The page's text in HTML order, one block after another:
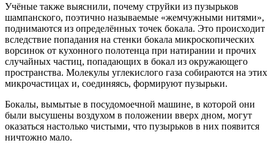
Учёные также выяснили, почему струйки из пузырьков
шампанского, поэтично называемые «жемчужными нитями»,
поднимаются из определённых точек бокала. Это происходит
вследствие попадания на стенки бокала микроскопических
ворсинок от кухонного полотенца при натирании и прочих
случайных частиц, попадающих в бокал из окружающего
пространства. Молекулы углекислого газа собираются на этих
микрочастицах и, соединяясь, формируют пузырьки.
Бокалы, вымытые в посудомоечной машине, в которой они
были высушены воздухом в положении вверх дном, могут
оказаться настолько чистыми, что пузырьков в них появится
ничтожно мало.